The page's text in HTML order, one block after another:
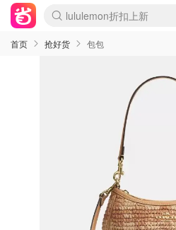
lululemon折扣上新
Sasa美妆护肤3.5折
SSENSE年中3折
FreshBeauty好价汇总
Cettire降价+叠9折
Farfetch折上8折
WWS Coles超市实拍
viagogo二手票捡漏
Myer清仓1折起
The Outnet奢牌1折起
David Jones 3折起
Flannels大牌1折
Perfumes Club护肤1折
AMIRO返校季6.2折
Oweek抽奖送Airpods
Amazon折扣汇总
eToro入金$200送$50
Amazon数码好物
ICONIC本周7.5折
ThedoubleF高奢地板价
Moose Knuckles 6折
丝芙兰5折起
EUFY官网3.7折起
Selenichast首饰2折
Trip机票酒店促销
YSL送5件彩妆礼
Amazon家居好物
BIGBANG巡演开票
David Jones时尚3折
Amazon美妆护肤
雅漾大喷$8
过敏原检测盒$33
伊索独家赠50ml沐浴露
科颜氏清仓3折
SEALIFE海洋馆门票6折
丝塔芙大白罐$16
订阅Newsletter送香薰
Cult Beauty 6.8折
Harrods圣诞日历2.3折
LN-CC奢牌私促3折
d'Alba空姐喷雾$16
EVE LOM套装逆天2折
Bernardelli独家4折
Adore Beauty 6折起
CT圣诞日历
Mytheresa奢品2.7折
Luxury Escapes 9折
Currentbody美容仪9折
MOON Garden Live
ALLSAINTS美衣3折
Roborock扫地机3.7折
Tingo Life水杯$24
Valentino官网5折
CR洗发护发6.3折
首页 抢好货 包包